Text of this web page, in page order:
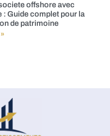
offshore avec
: Guide complet pour la
de patrimoine